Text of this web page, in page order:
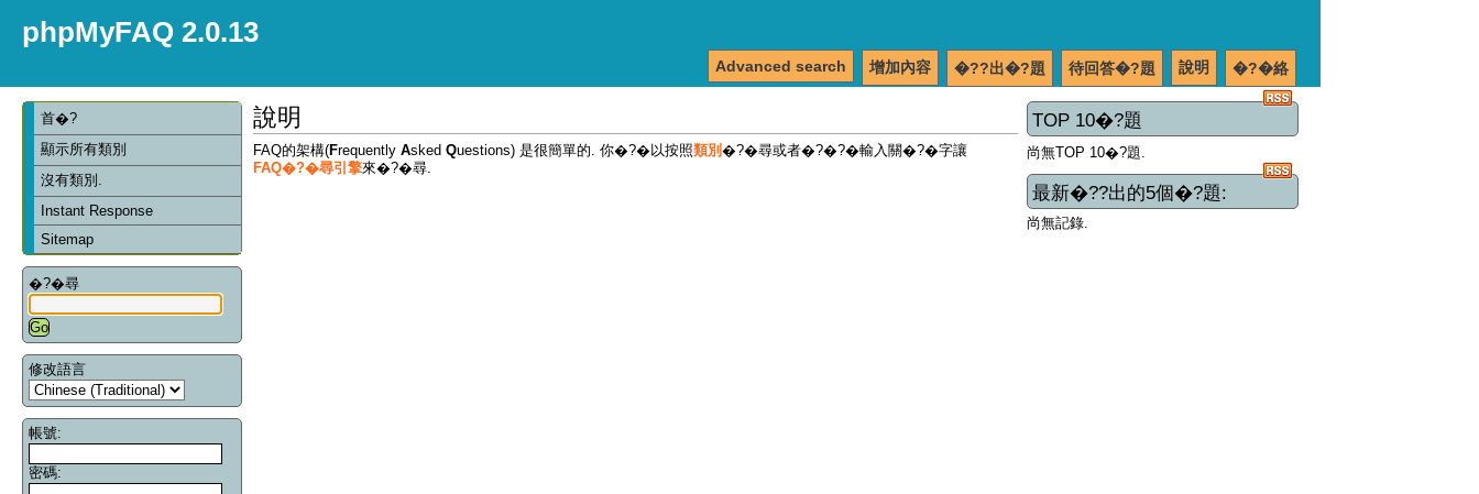
phpMyFAQ 2.0.13
�?�絡
說明
待回答�?題
�??出�?題
增加內容
Advanced search
首�?
顯示所有類別
沒有類別.
Instant Response
Sitemap
�?�尋
修改語言
帳號:
密碼:
TOP 10�?題
尚無TOP 10�?題.
最新�??出的5個�?題:
尚無記錄.
說明
FAQ的架構(Frequently Asked Questions) 是很簡單的. 你�?�以按照類別 �?�尋或者�?�?�輸入關�?�字讓
FAQ�?�尋引擎來�?�尋.